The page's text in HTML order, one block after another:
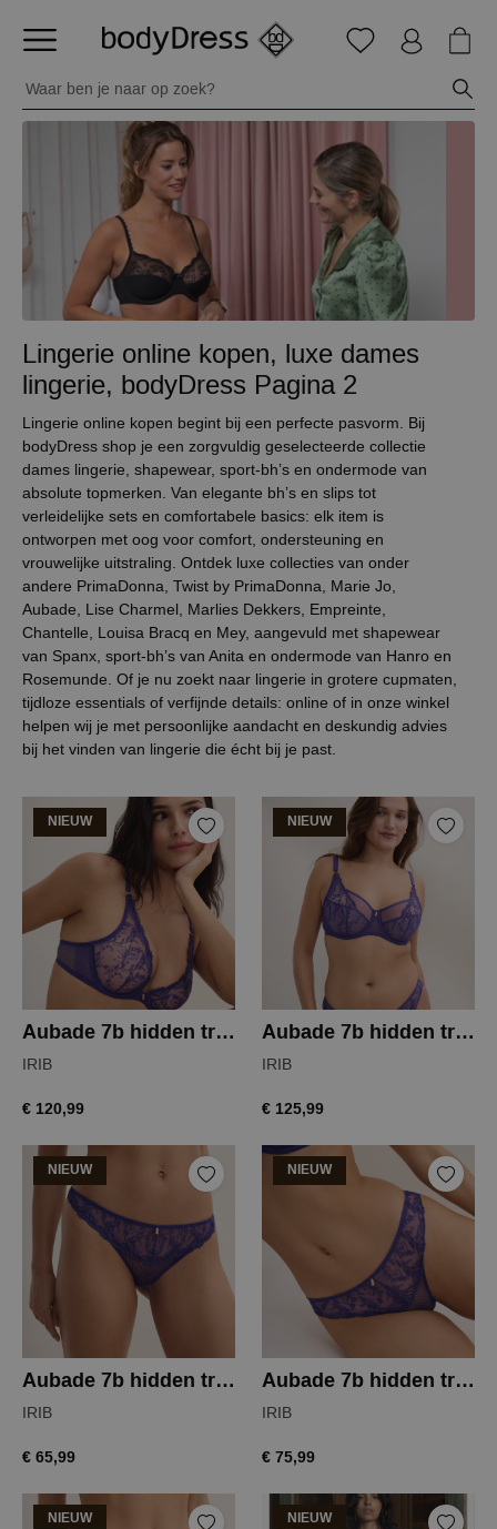
Lingerie online kopen, luxe dames
lingerie, bodyDress Pagina 2
Lingerie online kopen begint bij een perfecte pasvorm. Bij
bodyDress shop je een zorgvuldig geselecteerde collectie
dames lingerie, shapewear, sport-bh’s en ondermode van
absolute topmerken. Van elegante bh’s en slips tot
verleidelijke sets en comfortabele basics: elk item is
ontworpen met oog voor comfort, ondersteuning en
vrouwelijke uitstraling. Ontdek luxe collecties van onder
andere PrimaDonna, Twist by PrimaDonna, Marie Jo,
Aubade, Lise Charmel, Marlies Dekkers, Empreinte,
Chantelle, Louisa Bracq en Mey, aangevuld met shapewear
van Spanx, sport-bh’s van Anita en ondermode van Hanro en
Rosemunde. Of je nu zoekt naar lingerie in grotere cupmaten,
tijdloze essentials of verfijnde details: online of in onze winkel
helpen wij je met persoonlijke aandacht en deskundig advies
bij het vinden van lingerie die écht bij je past.
NIEUW
Aubade 7b hidden treasure beugelbh
IRIB
€ 120,99
NIEUW
Aubade 7b hidden treasure beugelbh
IRIB
€ 125,99
NIEUW
Aubade 7b hidden treasure string
IRIB
€ 65,99
NIEUW
Aubade 7b hidden treasure italiaanse slip
IRIB
€ 75,99
NIEUW NIEUW